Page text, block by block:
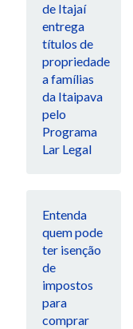
de Itajaí
entrega
títulos de
propriedade
a famílias
da Itaipava
pelo
Programa
Lar Legal
Entenda
quem pode
ter isenção
de
impostos
para
comprar